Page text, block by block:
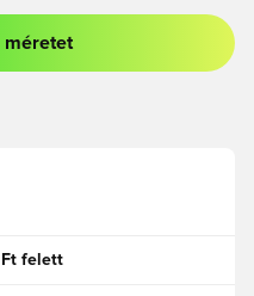
vagy a tagként való
méretet
Ft felett